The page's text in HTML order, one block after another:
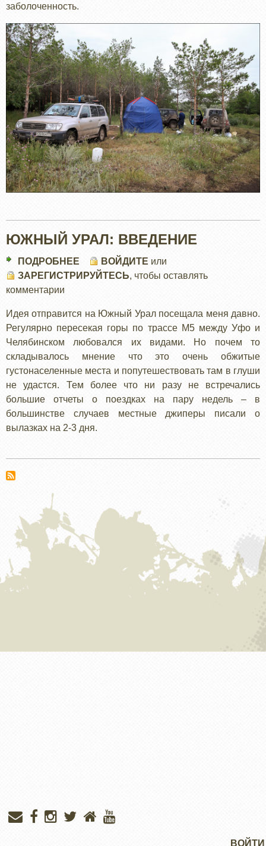
заболоченность.
ЮЖНЫЙ УРАЛ: ВВЕДЕНИЕ
ПОДРОБНЕЕ
ЮЖНЫЙ
ВОЙДИТЕ или
ЗАРЕГИСТРИРУЙТЕСЬ, чтобы оставлять
комментарии
Идея отправится на Южный Урал посещала меня давно.
Регулярно пересекая горы по трассе М5 между Уфо и
Челябинском любовался их видами. Но почем то
складывалось мнение что это очень обжитые
густонаселенные места и попутешествовать там в глуши
не удастся. Тем более что ни разу не встречались
большие отчеты о поездках на пару недель – в
большинстве случаев местные джиперы писали о
вылазках на 2-3 дня.
ВОЙТИ